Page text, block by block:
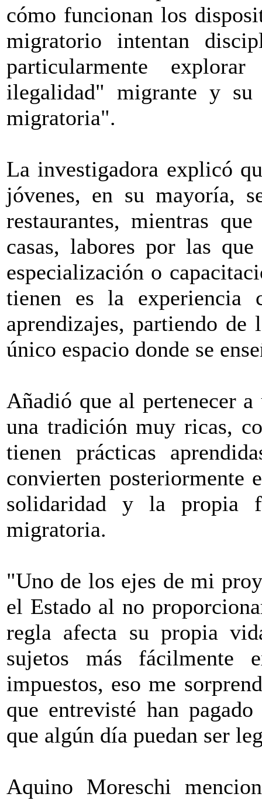
cómo funcionan los
migratorio intentan
particularmente
ilegalidad" migrante y
migratoria".
La investigadora explicó
jóvenes, en su mayoría,
restaurantes, mientras
casas, labores por las
especialización o
tienen es la experiencia
aprendizajes, partiendo
único espacio donde se
Añadió que al pertenecer
una tradición muy ricas,
tienen prácticas
convierten posteriormente
solidaridad y la propia
migratoria.
"Uno de los ejes de mi
el Estado al no
regla afecta su propia
sujetos más fácilmente
impuestos, eso me
que entrevisté han
que algún día puedan ser
Aquino Moreschi